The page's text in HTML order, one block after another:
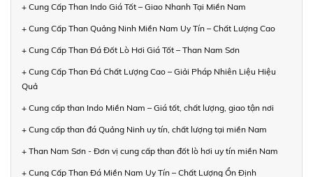
+ Cung Cấp Than Indo Giá Tốt – Giao Nhanh Tại Miền Nam
+ Cung Cấp Than Quảng Ninh Miền Nam Uy Tín – Chất Lượng Cao
+ Cung Cấp Than Đá Đốt Lò Hơi Giá Tốt – Than Nam Sơn
+ Cung Cấp Than Đá Chất Lượng Cao – Giải Pháp Nhiên Liệu Hiệu
Quả
+ Cung cấp than Indo Miền Nam – Giá tốt, chất lượng, giao tận nơi
+ Cung cấp than đá Quảng Ninh uy tín, chất lượng tại miền Nam
+ Than Nam Sơn - Đơn vị cung cấp than đốt lò hơi uy tín miền Nam
+ Cung Cấp Than Đá Miền Nam Uy Tín – Chất Lượng Ổn Định